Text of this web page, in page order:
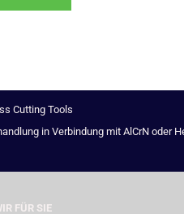
Cutting Tools
in Verbindung mit AlCrN oder
FÜR SIE